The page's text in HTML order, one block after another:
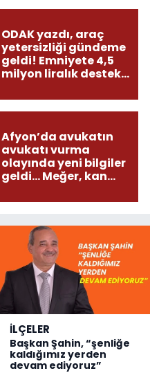
ODAK yazdı, araç
yetersizliği gündeme
geldi! Emniyete 4,5
milyon liralık destek
Afyon’da avukatın
avukatı vurma
olayında yeni bilgiler
geldi... Meğer, kan
olmuş...
İLÇELER
Başkan Şahin, “şenliğe
kaldığımız yerden
devam ediyoruz”